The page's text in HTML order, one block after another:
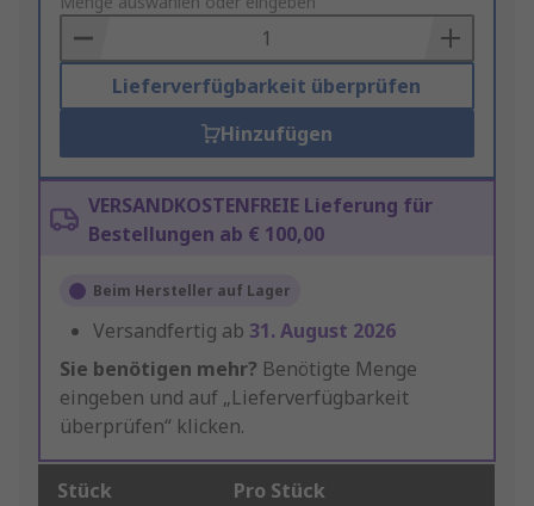
Basket
Lieferverfügbarkeit überprüfen
Hinzufügen
VERSANDKOSTENFREIE Lieferung für
Bestellungen ab € 100,00
Beim Hersteller auf Lager
Versandfertig ab 31. August 2026
Sie benötigen mehr? Benötigte Menge
eingeben und auf „Lieferverfügbarkeit
überprüfen“ klicken.
Stück Pro Stück